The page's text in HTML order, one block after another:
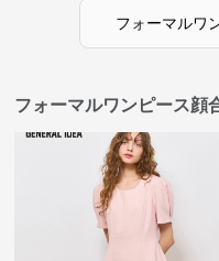
フォーマルワ
フォーマルワンピース顔